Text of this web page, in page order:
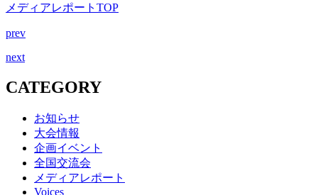
メディアレポートTOP
prev
next
CATEGORY
お知らせ
大会情報
企画イベント
全国交流会
メディアレポート
Voices